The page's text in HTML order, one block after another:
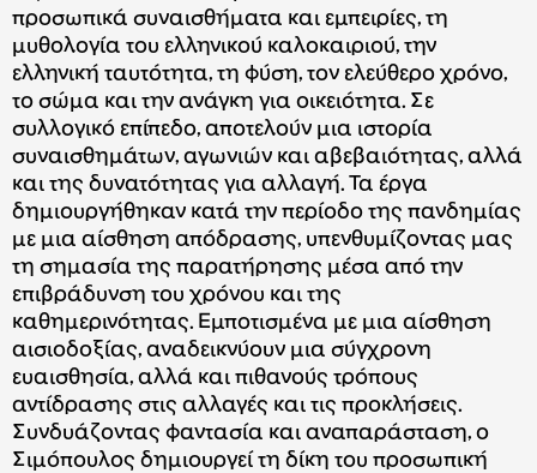
προσωπικά συναισθήματα και εμπειρίες, τη
μυθολογία του ελληνικού καλοκαιριού, την
ελληνική ταυτότητα, τη φύση, τον ελεύθερο χρόνο,
το σώμα και την ανάγκη για οικειότητα. Σε
συλλογικό επίπεδο, αποτελούν μια ιστορία
συναισθημάτων, αγωνιών και αβεβαιότητας, αλλά
και της δυνατότητας για αλλαγή. Τα έργα
δημιουργήθηκαν κατά την περίοδο της πανδημίας
με μια αίσθηση απόδρασης, υπενθυμίζοντας μας
τη σημασία της παρατήρησης μέσα από την
επιβράδυνση του χρόνου και της
καθημερινότητας. Εμποτισμένα με μια αίσθηση
αισιοδοξίας, αναδεικνύουν μια σύγχρονη
ευαισθησία, αλλά και πιθανούς τρόπους
αντίδρασης στις αλλαγές και τις προκλήσεις.
Συνδυάζοντας φαντασία και αναπαράσταση, ο
Σιμόπουλος δημιουργεί τη δίκη του προσωπική